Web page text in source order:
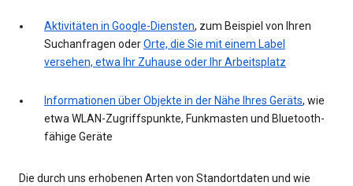
Aktivitäten in Google-Diensten, zum Beispiel von Ihren
Suchanfragen oderOrte, die Sie mit einem Label
versehen, etwa Ihr Zuhause oder Ihr Arbeitsplatz
Informationen über Objekte in der Nähe Ihres Geräts, wie
etwa WLAN-Zugriffspunkte, Funkmasten und Bluetooth-
fähige Geräte
Die durch uns erhobenen Arten von Standortdaten und wie